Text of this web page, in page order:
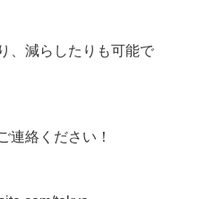
、減らしたりも可能で
連絡ください！